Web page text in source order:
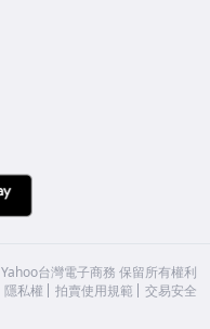
Yahoo台灣電子商務 保留所有權利
隱私權 拍賣使用規範 交易安全